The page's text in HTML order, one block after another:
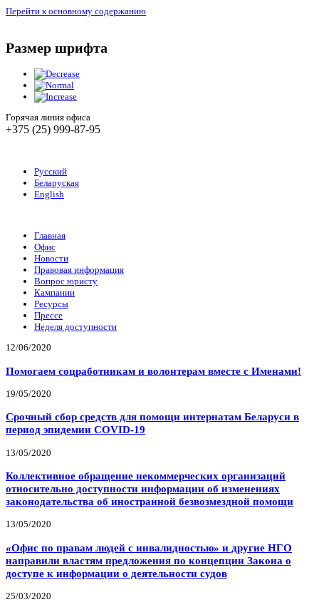
Перейти к основному содержанию
Размер шрифта
Горячая линия офиса
+375 (25) 999-87-95
Русский
Беларуская
English
Главная
Офис
Новости
Правовая информация
Вопрос юристу
Кампании
Ресурсы
Прессе
Неделя доступности
12/06/2020
Помогаем соцработникам и волонтерам вместе с Именами!
19/05/2020
Срочный сбор средств для помощи интернатам Беларуси в
период эпидемии COVID-19
13/05/2020
Коллективное обращение некоммерческих организаций
относительно доступности информации об изменениях
законодательства об иностранной безвозмездной помощи
13/05/2020
«Офис по правам людей с инвалидностью» и другие НГО
направили властям предложения по концепции Закона о
доступе к информации о деятельности судов
25/03/2020